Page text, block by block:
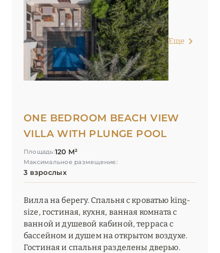
Еще
ONE BEDROOM BEACH VIEW
VILLA WITH PLUNGE POOL
Площадь:120 М²
Максимальное размещение:
3 взрослых
Вилла на берегу. Спальня с кроватью king-
size, гостиная, кухня, ванная комната с
ванной и душевой кабиной, терраса с
бассейном и душем на открытом воздухе.
Гостиная и спальня разделены дверью.